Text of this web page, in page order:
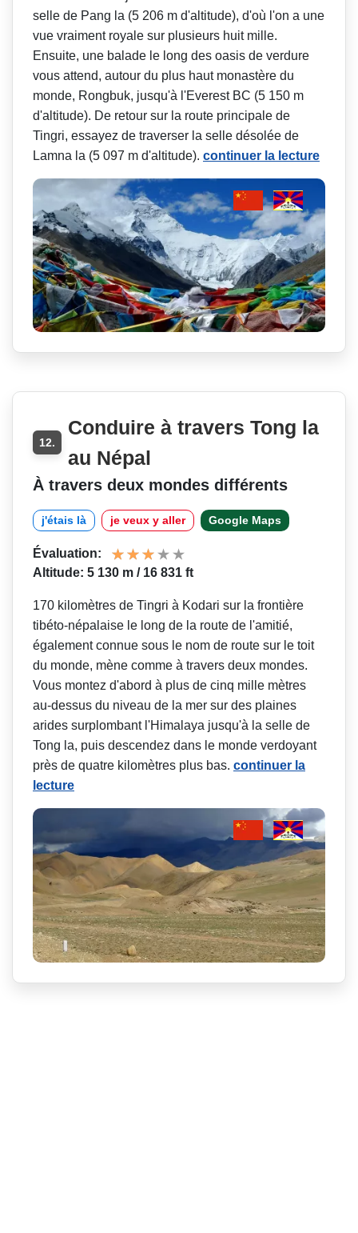
selle de Pang la (5 206 m d'altitude), d'où l'on a une
vue vraiment royale sur plusieurs huit mille.
Ensuite, une balade le long des oasis de verdure
vous attend, autour du plus haut monastère du
monde, Rongbuk, jusqu'à l'Everest BC (5 150 m
d'altitude). De retour sur la route principale de
Tingri, essayez de traverser la selle désolée de
Lamna la (5 097 m d'altitude). continuer la lecture
12.
Conduire à travers Tong la
au Népal
À travers deux mondes différents
j'étais là je veux y aller Google Maps
Évaluation:
Altitude: 5 130 m / 16 831 ft
170 kilomètres de Tingri à Kodari sur la frontière
tibéto-népalaise le long de la route de l'amitié,
également connue sous le nom de route sur le toit
du monde, mène comme à travers deux mondes.
Vous montez d'abord à plus de cinq mille mètres
au-dessus du niveau de la mer sur des plaines
arides surplombant l'Himalaya jusqu'à la selle de
Tong la, puis descendez dans le monde verdoyant
près de quatre kilomètres plus bas. continuer la
lecture